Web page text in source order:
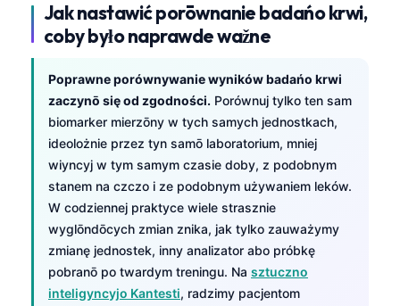
Jak nastawić porōwnanie badańo krwi,
coby było naprawde wažne
Poprawne porównywanie wyników badańo krwi
zaczynō się od zgodności. Porównuj tylko ten sam
biomarker mierzōny w tych samych jednostkach,
ideolożnie przez tyn samō laboratorium, mniej
wiyncyj w tym samym czasie doby, z podobnym
stanem na czczo i ze podobnym używaniem leków.
W codziennej praktyce wiele strasznie
wyglōndōcych zmian znika, jak tylko zauważymy
zmianę jednostek, inny analizator abo próbkę
pobranō po twardym treningu. Na sztuczno
inteligyncyjo Kantesti, radzimy pacjentom